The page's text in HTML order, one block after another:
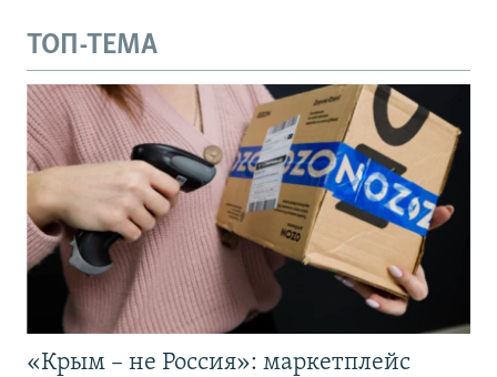
ТОП-ТЕМА
«Крым – не Россия»: маркетплейс